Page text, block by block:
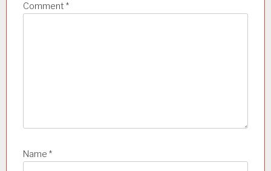
Comment *
Name *